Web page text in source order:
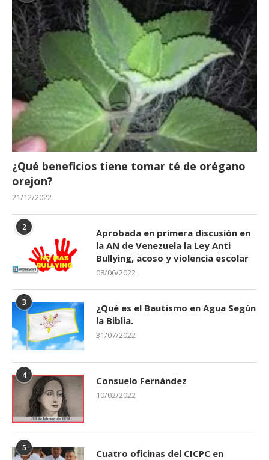
¿Qué beneficios tiene tomar té de orégano
orejon?
21/12/2022
2
Aprobada en primera discusión en
la AN de Venezuela la Ley Anti
Bullying, acoso y violencia escolar
08/06/2022
3
¿Qué es el Bautismo en Agua Según
la Biblia.
31/07/2022
4 Consuelo Fernández
10/02/2022
5 Cuatro oficinas del CICPC en